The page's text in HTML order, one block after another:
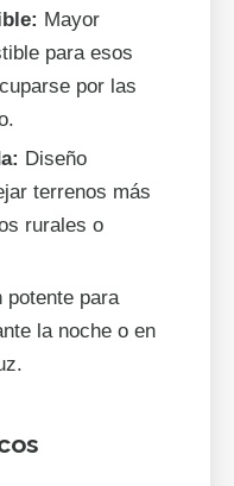
Mayor
para esos
por las
Diseño
terrenos más
rurales o
potente para
la noche o en